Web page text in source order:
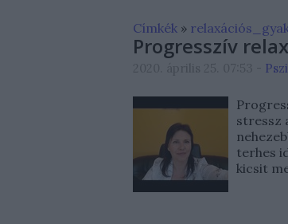
Címkék »
Progresszív
stressz
terhes
kicsit